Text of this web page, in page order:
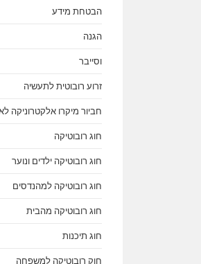
הבטחת מידע
הגנה
וסייבר
זרוע רובוטית לתעשיה
חביור מיקרו אלקטרוניקה
חוג רובוטיקה
חוג רובוטיקה ילדים ונוער
חוג רובוטיקה למהנדסים
חוג רובוטיקה מהבית
חוג תיכנות
חוק רובוטיקה למשפחה